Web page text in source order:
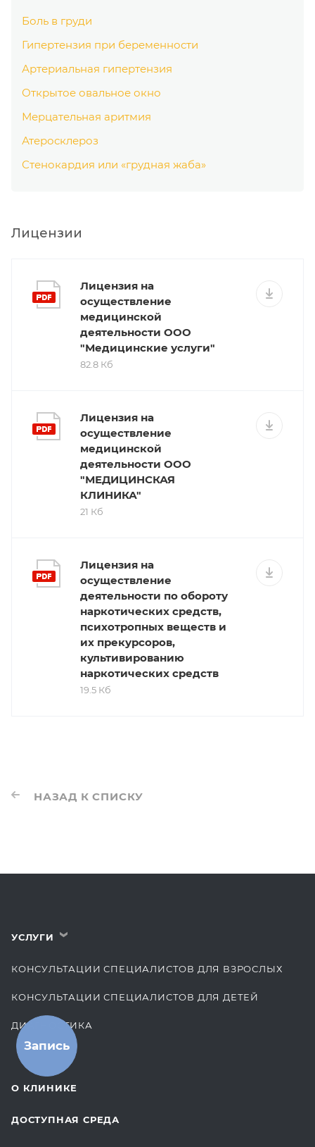
Боль в груди
Гипертензия при беременности
Артериальная гипертензия
Открытое овальное окно
Мерцательная аритмия
Атеросклероз
Стенокардия или «грудная жаба»
Лицензии
Лицензия на
осуществление
медицинской
деятельности ООО
"Медицинские услуги"
82.8 Кб
Лицензия на
осуществление
медицинской
деятельности ООО
"МЕДИЦИНСКАЯ
КЛИНИКА"
21 Кб
Лицензия на
осуществление
деятельности по обороту
наркотических средств,
психотропных веществ и
их прекурсоров,
культивированию
наркотических средств
19.5 Кб
НАЗАД К СПИСКУ
УСЛУГИ ›
КОНСУЛЬТАЦИИ СПЕЦИАЛИСТОВ ДЛЯ ВЗРОСЛЫХ
КОНСУЛЬТАЦИИ СПЕЦИАЛИСТОВ ДЛЯ ДЕТЕЙ
ДИАГНОСТИКА
КОМПЛЕКСНЫЕ ОСМОТРЫ
О КЛИНИКЕ
ДОСТУПНАЯ СРЕДА
Запись